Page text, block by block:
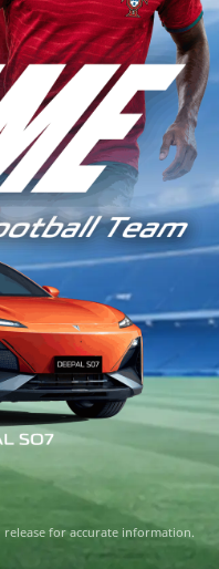
for accurate information.